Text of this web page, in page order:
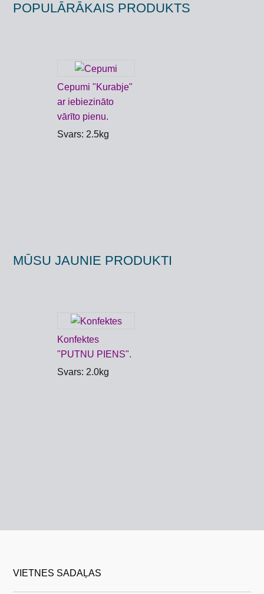
POPULĀRĀKAIS PRODUKTS
Cepumi "Kurabje"
ar iebiezināto
vārīto pienu.
Svars: 2.5kg
MŪSU JAUNIE PRODUKTI
Konfektes
"PUTNU PIENS".
Svars: 2.0kg
VIETNES SADAĻAS